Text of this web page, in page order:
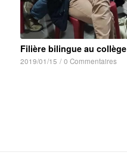
Filière bilingue au collège
2019/01/15 / 0 Commentaires